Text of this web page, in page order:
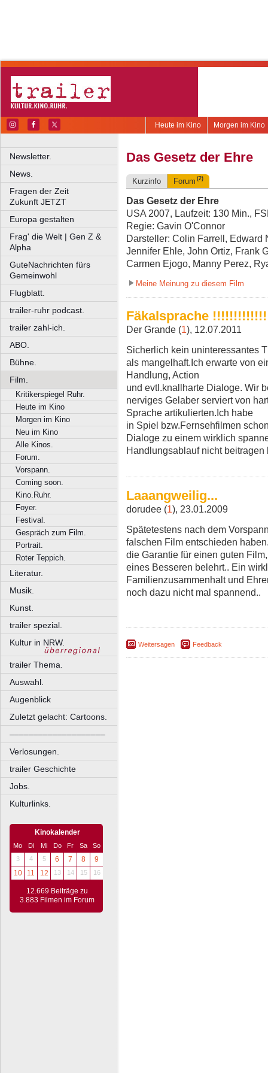
Morgen im Kino
Heute im Kino
Newsletter.
News.
Fragen der Zeit
Zukunft JETZT
Europa gestalten
Frag' die Welt | Gen Z &
Alpha
GuteNachrichten fürs
Gemeinwohl
Flugblatt.
trailer-ruhr podcast.
trailer zahl-ich.
ABO.
Bühne.
Film.
Kritikerspiegel Ruhr.
Heute im Kino
Morgen im Kino
Neu im Kino
Alle Kinos.
Forum.
Vorspann.
Coming soon.
Kino.Ruhr.
Foyer.
Festival.
Gespräch zum Film.
Portrait.
Roter Teppich.
Literatur.
Musik.
Kunst.
trailer spezial.
Kultur in NRW.
trailer Thema.
Auswahl.
Augenblick
Zuletzt gelacht: Cartoons.
––––––––––––––––––––
Verlosungen.
trailer Geschichte
Jobs.
Kulturlinks.
Kinokalender
Mo Di Mi Do Fr Sa
So
3
4 5 6 7 8
9
10
11 12 13 14 15 16
12.669 Beiträge zu
3.883 Filmen im Forum
Das Gesetz der Ehre
Kurzinfo Forum (2)
Das Gesetz der Ehre
USA 2007, Laufzeit: 130 Min.,
Regie: Gavin O'Connor
Darsteller: Colin Farrell, Edward
Jennifer Ehle, John Ortiz, Frank
Carmen Ejogo, Manny Perez,
Meine Meinung zu diesem Film
Fäkalsprache
Der Grande (1), 12.07.2011
Sicherlich kein uninteressantes
als mangelhaft.Ich erwarte von
Handlung, Action
und evtl.knallharte Dialoge. Wir
nerviges Gelaber serviert von
Sprache artikulierten.Ich habe
in Spiel bzw.Fernsehfilmen
Dialoge zu einem wirklich
Handlungsablauf nicht beitragen
Laaangweilig...
dorudee (1), 23.01.2009
Spätetestens nach dem
falschen Film entschieden
die Garantie für einen guten
eines Besseren belehrt.. Ein
Familienzusammenhalt und
noch dazu nicht mal spannend..
Weitersagen Feedback